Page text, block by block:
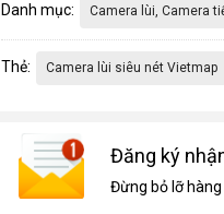
Danh mục: Camera lùi, Camera
Thẻ: Camera lùi siêu nét Vietmap
Đăng ký
Đừng bỏ lỡ